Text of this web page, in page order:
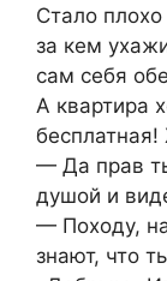
Стало
за кем
сам себя
А квартира
— Да прав
душой и
— Походу,
знают, что